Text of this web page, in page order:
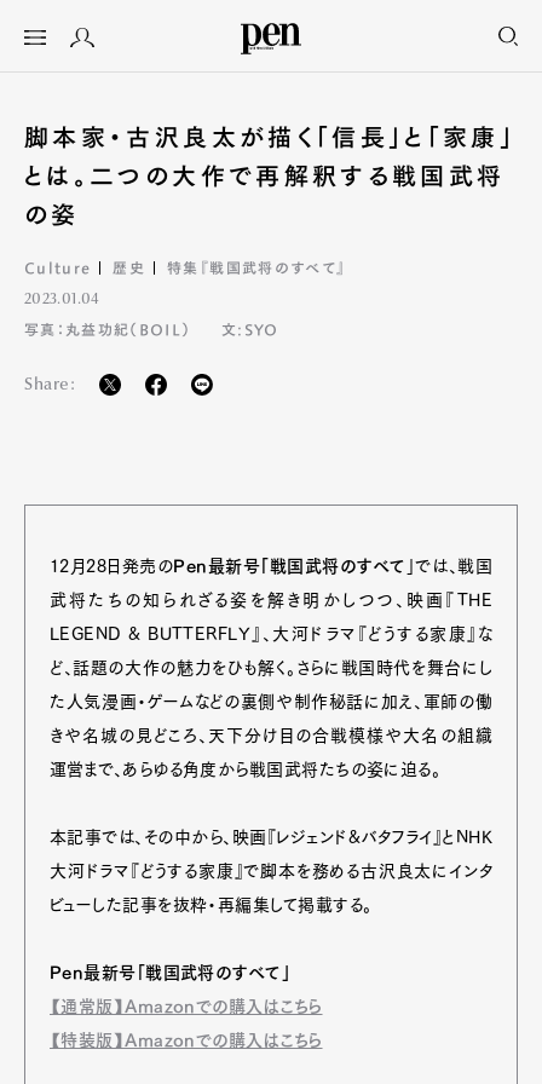
脚本家・古沢良太が描く「信長」と「家康」
とは。二つの大作で再解釈する戦国武将
の姿
Culture 歴史 特集『戦国武将のすべて』
2023.01.04
写真：丸益功紀（BOIL）
文:SYO
Share:
12月28日発売のPen最新号「戦国武将のすべて
」では、戦国
武将たちの知られざる姿を解き明かしつつ、映画『THE
LEGEND & BUTTERFLY』、大河ドラマ『どうする家康』な
ど、話題の大作の魅力をひも解く。 さらに戦国時代を舞台にし
た人気漫画・ゲームなどの裏側や制作秘話に加え、軍師の働
きや名城の見どころ、天下分け目の合戦模様や大名の組織
運営まで、あらゆる角度から戦国武将たちの姿に迫る。
本記事では、その中から、映画『レジェンド&バタフライ』とNHK
大河ドラマ『どうする家康』で脚本を務める古沢良太にインタ
ビューした記事を抜粋・再編集して掲載する。
Pen最新号「戦国武将のすべて」
【通常版】Amazonでの購入はこちら
【特装版】Amazonでの購入はこちら